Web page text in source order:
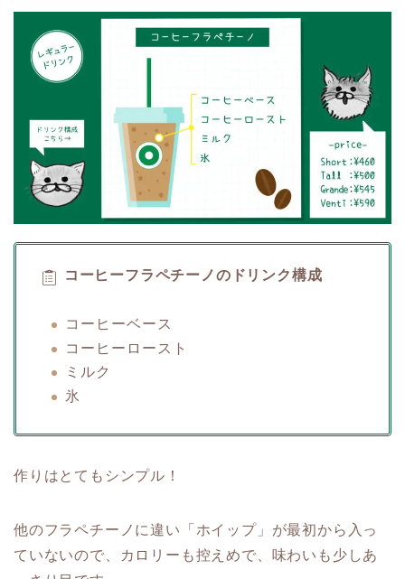
コーヒーフラペチーノのドリンク構成
コーヒーベース
コーヒーロースト
ミルク
氷
作りはとてもシンプル！
他のフラペチーノに違い「ホイップ」が最初から入っ
ていないので、カロリーも控えめで、味わいも少しあ